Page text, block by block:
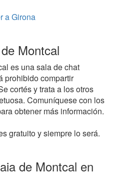
a Girona
Montcal
es una sala de chat
prohibido compartir
cortés y trata a los otros
Comuníquese con los
obtener más información.
gratuito y siempre lo será.
de Montcal en